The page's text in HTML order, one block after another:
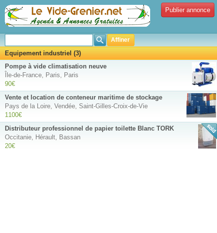
Publier annonce
Affiner
Equipement industriel (3)
Pompe à vide climatisation neuve
Île-de-France, Paris, Paris
90€
Vente et location de conteneur maritime de stockage
Pays de la Loire, Vendée, Saint-Gilles-Croix-de-Vie
1100€
Distributeur professionnel de papier toilette Blanc TORK
Occitanie, Hérault, Bassan
20€